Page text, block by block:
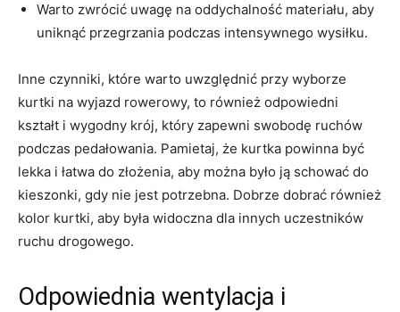
Warto zwrócić uwagę na oddychalność materiału, ⁢aby
uniknąć przegrzania podczas⁢ intensywnego wysiłku.
Inne czynniki, które warto uwzględnić przy wyborze
⁣kurtki na wyjazd rowerowy, to również ⁢odpowiedni
kształt i wygodny krój, ‍który zapewni swobodę ruchów
podczas pedałowania. Pamietaj, że kurtka powinna być
lekka i łatwa‌ do złożenia,‍ aby można było ją schować do⁢
kieszonki,⁢ gdy nie jest potrzebna. Dobrze dobrać również
kolor kurtki, aby była widoczna‍ dla​ innych uczestników
ruchu drogowego.
Odpowiednia wentylacja i